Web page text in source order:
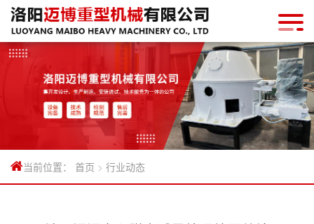
当前位置： 首页 > 行业动态
网站首页
关于我们
产品中心